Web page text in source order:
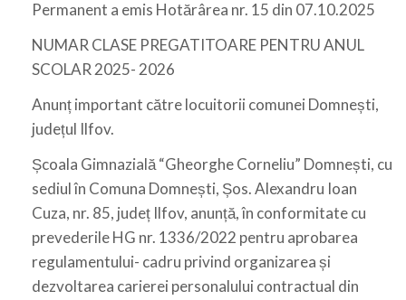
Permanent a emis Hotărârea nr. 15 din 07.10.2025
NUMAR CLASE PREGATITOARE PENTRU ANUL
SCOLAR 2025- 2026
Anunț important către locuitorii comunei Domnești,
județul Ilfov.
Școala Gimnazială “Gheorghe Corneliu” Domnești, cu
sediul în Comuna Domnești, Șos. Alexandru Ioan
Cuza, nr. 85, județ Ilfov, anunță, în conformitate cu
prevederile HG nr. 1336/2022 pentru aprobarea
regulamentului- cadru privind organizarea și
dezvoltarea carierei personalului contractual din